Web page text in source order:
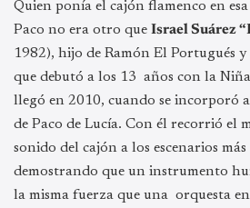
Quien ponía el cajón flamenco en
Paco no era otro que Israel Suárez
1982), hijo de Ramón El Portugués
que debutó a los 13 años con la
llegó en 2010, cuando se incorporó
de Paco de Lucía. Con él recorrió el
sonido del cajón a los escenarios
demostrando que un instrumento
la misma fuerza que una orquesta